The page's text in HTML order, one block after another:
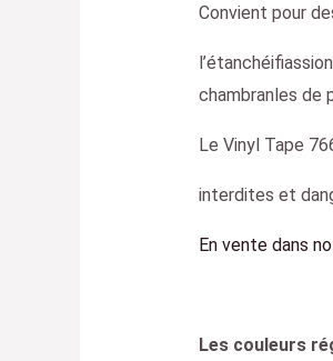
Convient pour
chambranles de
Le Vinyl Tape
interdites et
En vente dans
Les couleurs